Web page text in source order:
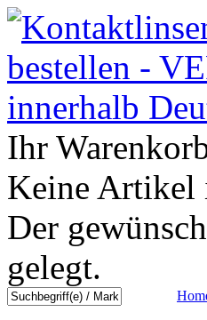
Ihr
Keine Artikel
Der
gelegt.